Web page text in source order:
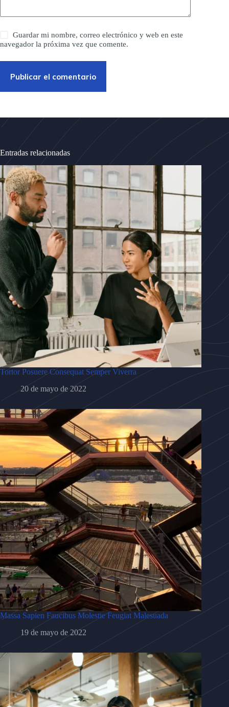
Guardar mi nombre, correo electrónico y web en este
navegador la próxima vez que comente.
Publicar el comentario
Entradas relacionadas
Tortor Posuere Consequat Semper Viverra
20 de mayo de 2022
Massa Sapien Faucibus Molestie Feugiat Malesuada
19 de mayo de 2022